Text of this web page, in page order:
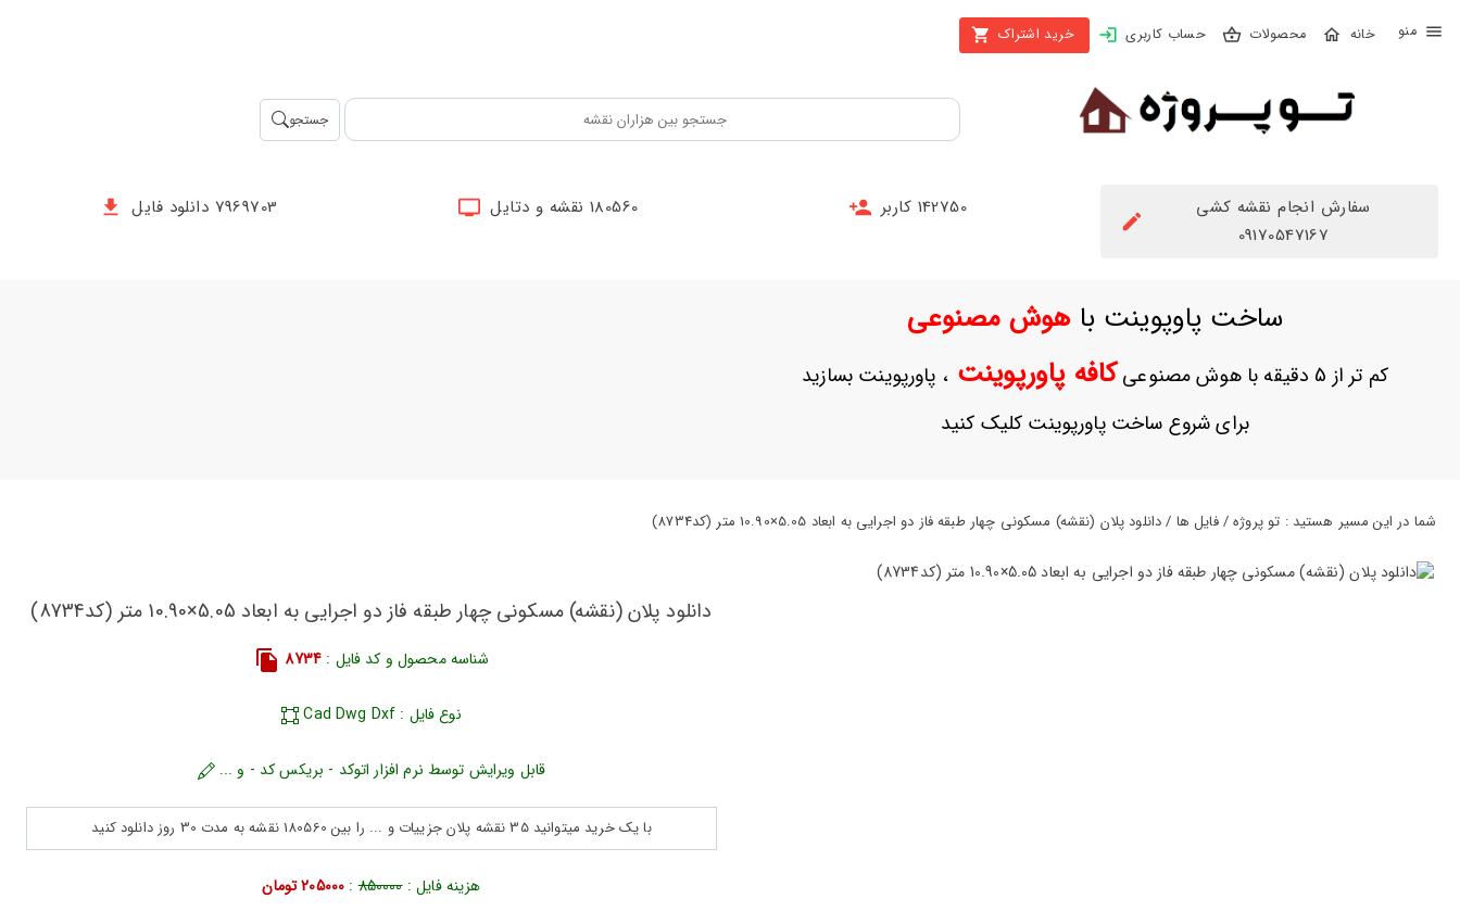
محصولات حساب کاربری خرید اشتراک
بستن
محصولات
حساب
جستجو
سفارش انجام نقشه کشی
09170547167
142750 کاربر 180560 نقشه و دتایل 7969703 دانلود فایل
ساخت پاوپوینت باهوش مصنوعی
کم تر از 5 دقیقه با هوش مصنوعی کافه پاورپوینت، پاورپوینت بسازید
برای شروع ساخت پاورپوینت کلیک کنید
شما در این مسیر هستید : تو پروژه / فایل ها / دانلود پلان (نقشه) مسکونی چهار طبقه فاز دو اجرایی به ابعاد 5.05×10.90 متر (کد8734)
دانلود پلان (نقشه) مسکونی چهار طبقه فاز دو اجرایی به ابعاد 5.05×10.90 متر (کد8734)
شناسه محصول و کد فایل : 8734
نوع فایل : Cad Dwg Dxf
قابل ویرایش توسط نرم افزار اتوکد - بریکس کد - و ...
با یک خرید میتوانید 35 نقشه پلان جزییات و ... را بین 180560 نقشه به مدت 30 روز دانلود کنید
هزینه فایل :850000
: 205000 تومان